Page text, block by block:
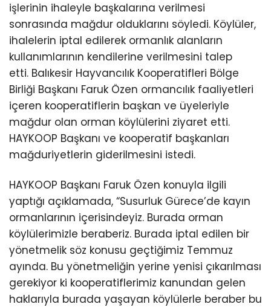
işlerinin ihaleyle başkalarına verilmesi
sonrasında mağdur olduklarını söyledi. Köylüler,
ihalelerin iptal edilerek ormanlık alanların
kullanımlarının kendilerine verilmesini talep
etti. Balıkesir Hayvancılık Kooperatifleri Bölge
Birliği Başkanı Faruk Özen ormancılık faaliyetleri
içeren kooperatiflerin başkan ve üyeleriyle
mağdur olan orman köylülerini ziyaret etti.
HAYKOOP Başkanı ve kooperatif başkanları
mağduriyetlerin giderilmesini istedi.
HAYKOOP Başkanı Faruk Özen konuyla ilgili
yaptığı açıklamada, “Susurluk Gürece’de kayın
ormanlarının içerisindeyiz. Burada orman
köylülerimizle beraberiz. Burada iptal edilen bir
yönetmelik söz konusu geçtiğimiz Temmuz
ayında. Bu yönetmeliğin yerine yenisi çıkarılması
gerekiyor ki kooperatiflerimiz kanundan gelen
haklarıyla burada yaşayan köylülerle beraber bu